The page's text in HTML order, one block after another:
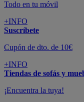
Todo en tu móvil
+INFO
Suscríbete
Cupón de dto. de 10€
+INFO
Tiendas de sofás y
¡Encuentra la tuya!